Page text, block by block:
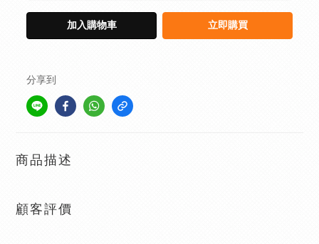
加入購物車 立即購買
分享到
商品描述
顧客評價